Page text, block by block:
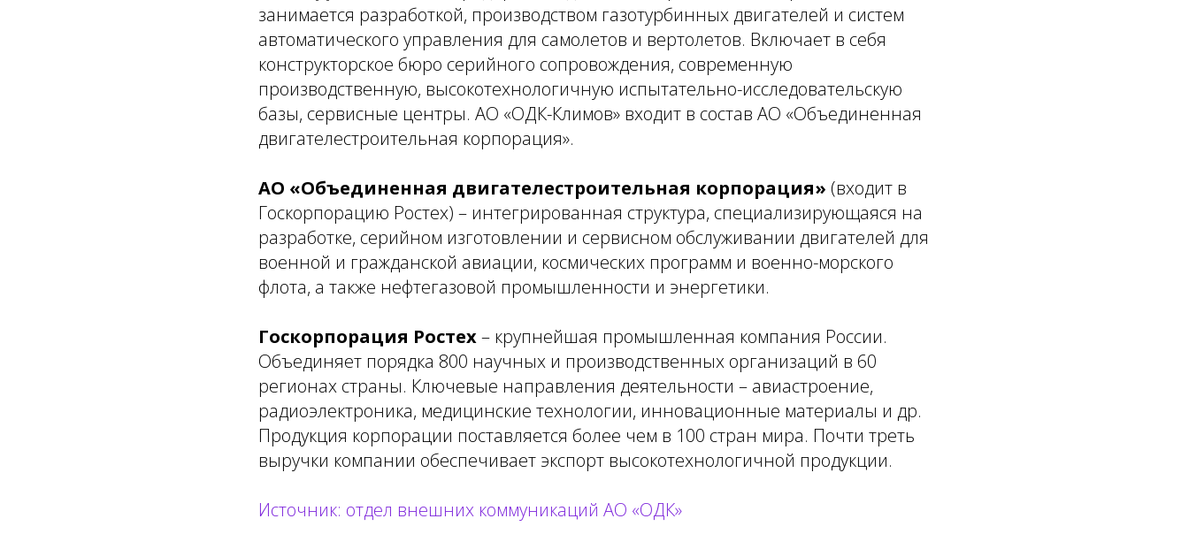
занимается разработкой, производством газотурбинных двигателей и систем
автоматического управления для самолетов и вертолетов. Включает в себя
конструкторское бюро серийного сопровождения, современную
производственную, высокотехнологичную испытательно-исследовательскую
базы, сервисные центры. АО «ОДК-Климов» входит в состав АО «Объединенная
двигателестроительная корпорация».
АО «Объединенная двигателестроительная корпорация» (входит в
Госкорпорацию Ростех) – интегрированная структура, специализирующаяся на
разработке, серийном изготовлении и сервисном обслуживании двигателей для
военной и гражданской авиации, космических программ и военно-морского
флота, а также нефтегазовой промышленности и энергетики.
Госкорпорация Ростех– крупнейшая промышленная компания России.
Объединяет порядка 800 научных и производственных организаций в 60
регионах страны. Ключевые направления деятельности – авиастроение,
радиоэлектроника, медицинские технологии, инновационные материалы и др.
Продукция корпорации поставляется более чем в 100 стран мира. Почти треть
выручки компании обеспечивает экспорт высокотехнологичной продукции.
Источник: отдел внешних коммуникаций АО «ОДК»